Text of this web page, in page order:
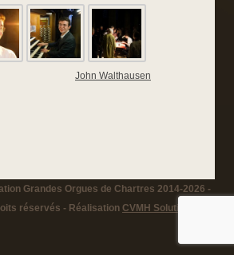
John Walthausen
Grandes Orgues de Chartres 2014-2026 -
réservés - Réalisation CVMH Solutions